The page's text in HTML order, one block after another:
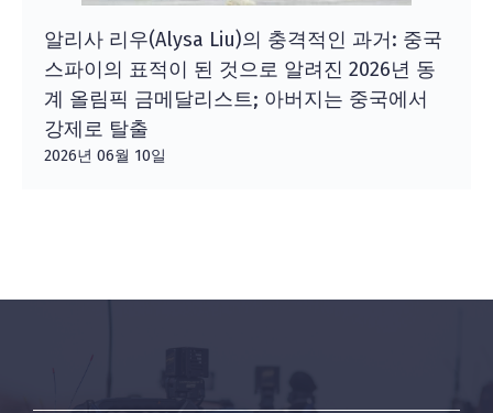
알리사 리우(Alysa Liu)의 충격적인 과거: 중국
스파이의 표적이 된 것으로 알려진 2026년 동
계 올림픽 금메달리스트; 아버지는 중국에서
강제로 탈출
2026년 06월 10일